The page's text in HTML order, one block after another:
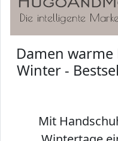
Damen
Winter -
Mit